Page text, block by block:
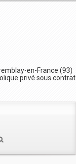
en-France (93)
privé sous contrat